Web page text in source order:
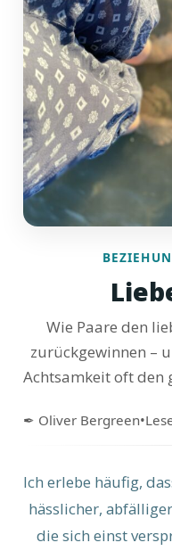
Wie Paare den
zurückgewinnen –
Achtsamkeit oft den
✒ Oliver Bergreen•
Ich erlebe häufig,
hässlicher,
die sich einst